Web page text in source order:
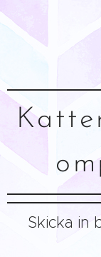
Skicka in